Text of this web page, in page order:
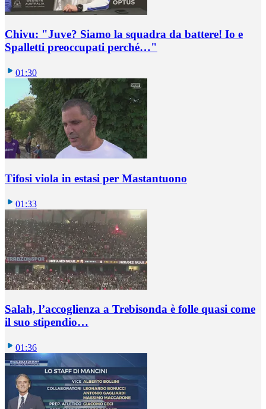
Chivu: "Juve? Siamo la squadra da battere! Io e
Spalletti preoccupati perché…"
01:30
Tifosi viola in estasi per Mastantuono
01:33
Salah, l’accoglienza a Trebisonda è folle quasi come
il suo stipendio…
01:36